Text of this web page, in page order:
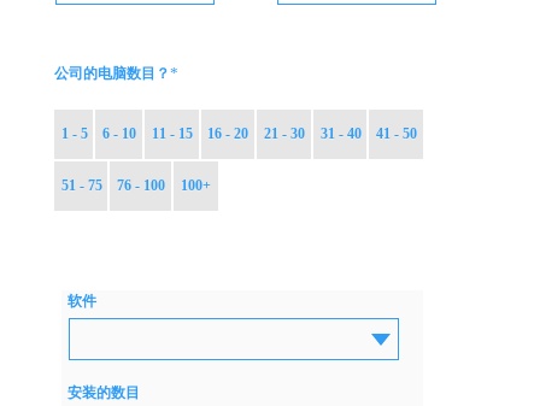
公司的电脑数目？*
1 - 5 6 - 10 11 - 15 16 - 20 21 - 30 31 - 40 41 - 50
51 - 75 76 - 100 100+
软件
安装的数目